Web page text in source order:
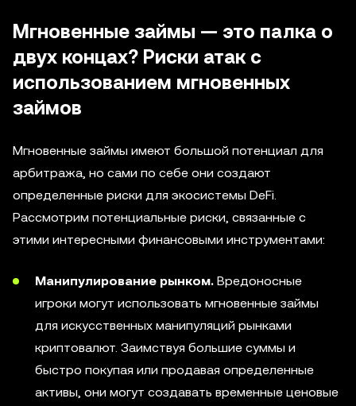
Мгновенные займы — это палка о
двух концах? Риски атак с
использованием мгновенных
займов
Мгновенные займы имеют большой потенциал для
арбитража, но сами по себе они создают
определенные риски для экосистемы DeFi.
Рассмотрим потенциальные риски, связанные с
этими интересными финансовыми инструментами:
Манипулирование рынком. Вредоносные
игроки могут использовать мгновенные займы
для искусственных манипуляций рынками
криптовалют. Заимствуя большие суммы и
быстро покупая или продавая определенные
активы, они могут создавать временные ценовые